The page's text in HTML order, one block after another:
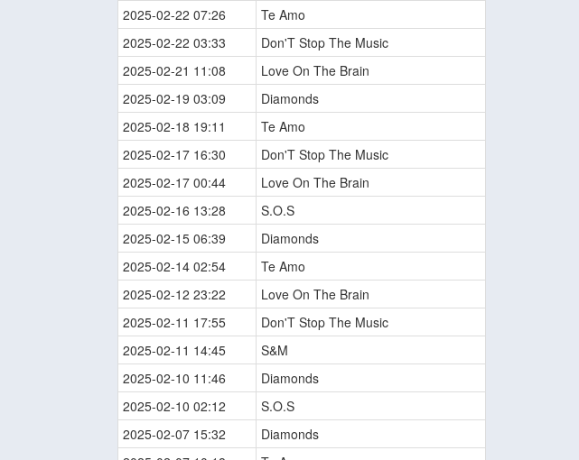
2025-02-22 07:26
Te Amo
2025-02-22 03:33
Don'T Stop The Music
2025-02-21 11:08
Love On The Brain
2025-02-19 03:09
Diamonds
2025-02-18 19:11
Te Amo
2025-02-17 16:30
Don'T Stop The Music
2025-02-17 00:44
Love On The Brain
2025-02-16 13:28
S.O.S
2025-02-15 06:39
Diamonds
2025-02-14 02:54
Te Amo
2025-02-12 23:22
Love On The Brain
2025-02-11 17:55
Don'T Stop The Music
2025-02-11 14:45
S&M
2025-02-10 11:46
Diamonds
2025-02-10 02:12
S.O.S
2025-02-07 15:32
Diamonds